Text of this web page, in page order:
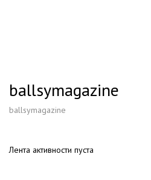
ballsymagazine
ballsymagazine
Лента активности пуста